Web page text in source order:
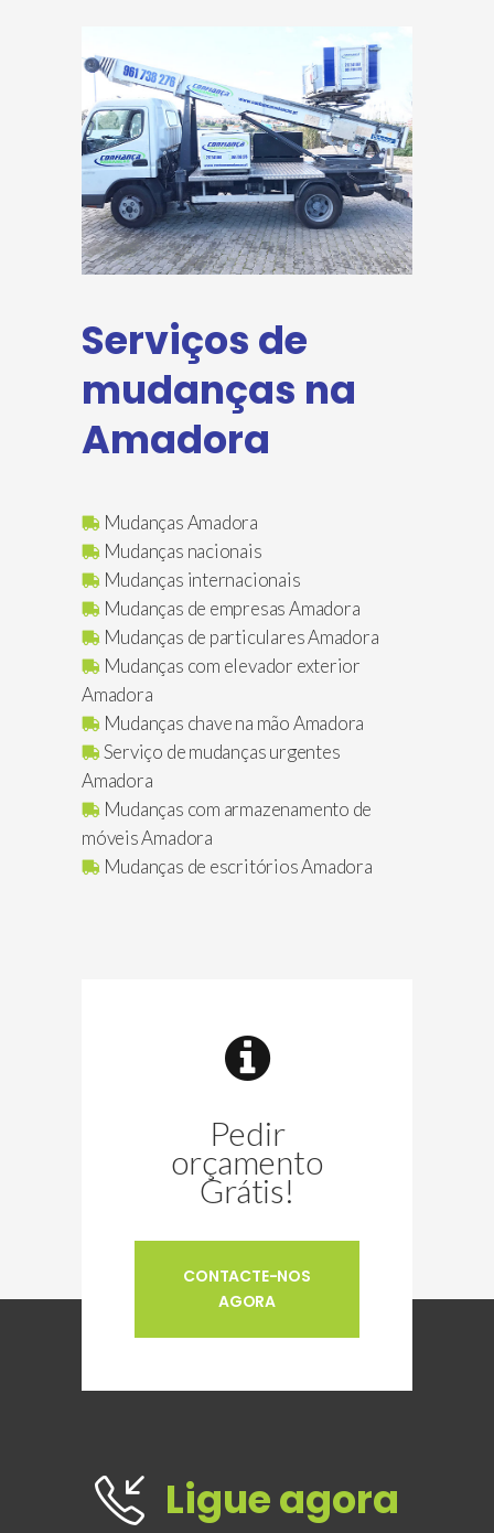
Serviços de
mudanças na
Amadora
Mudanças Amadora
Mudanças nacionais
Mudanças internacionais
Mudanças de empresas Amadora
Mudanças de particulares Amadora
Mudanças com elevador exterior
Amadora
Mudanças chave na mão Amadora
Serviço de mudanças urgentes
Amadora
Mudanças com armazenamento de
móveis Amadora
Mudanças de escritórios Amadora
Pedir
orçamento
Grátis!
CONTACTE-NOS
AGORA
Ligue agora